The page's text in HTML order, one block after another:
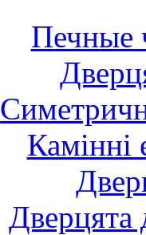
Печные
Камінні
Дверцята